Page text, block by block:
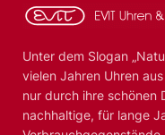
Unter dem Slogan
vielen Jahren Uhren
nur durch ihre schönen
nachhaltige, für lange